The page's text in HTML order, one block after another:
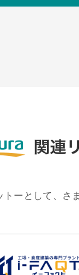
ーとして、さ